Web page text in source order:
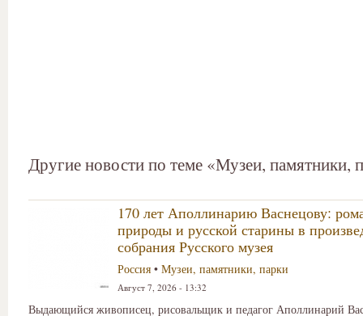
Другие новости по теме «Музеи, памятники,
170 лет Аполлинарию Васнецову:
природы и русской старины в
собрания Русского музея
Россия • Музеи, памятники, парки
Август 7, 2026 - 13:32
Выдающийся живописец, рисовальщик и педагог Аполлинарий